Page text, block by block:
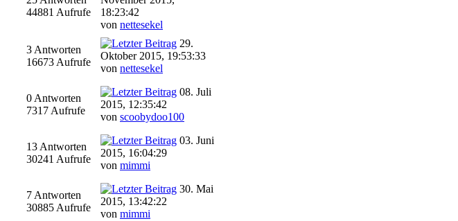
44881 Aufrufe
18:23:42
von nettesekel
3 Antworten
16673 Aufrufe
29.
Oktober 2015, 19:53:33
von nettesekel
0 Antworten
7317 Aufrufe
08. Juli
2015, 12:35:42
von scoobydoo100
13 Antworten
30241 Aufrufe
03. Juni
2015, 16:04:29
von mimmi
7 Antworten
30885 Aufrufe
30. Mai
2015, 13:42:22
von mimmi